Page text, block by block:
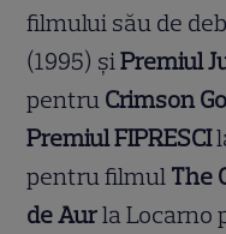
filmului său de
(1995) șiPremiul
pentru Crimson
Premiul FIPRESCI
pentru filmul The
de Aurla Locarno